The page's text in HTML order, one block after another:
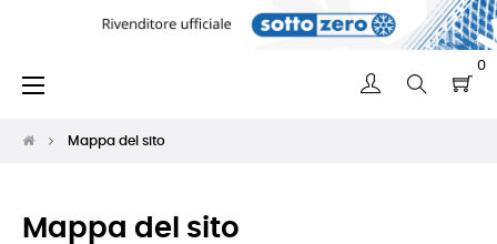
0
navigazione
☰
Mappa del sito
Mappa del sito